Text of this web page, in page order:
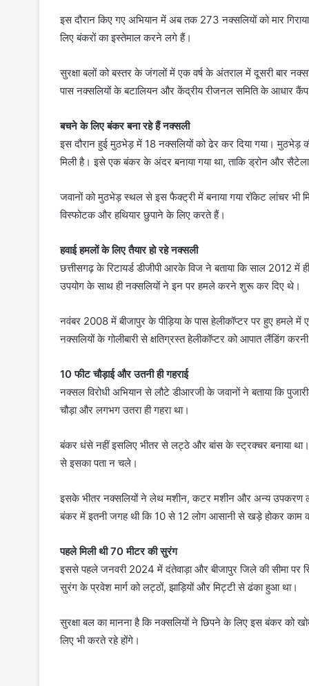
इस दौरान किए गए अभियान में अब तक 273 नक्सलियों को मार
लिए बंकरों का इस्तेमाल करने लगे हैं।
सुरक्षा बलों को बस्तर के जंगलों में एक वर्ष के अंतराल में दूसरी बार
पास नक्सलियों के बटालियन और केंद्रीय रीजनल समिति के आधार कैंप
बचने के लिए बंकर बना रहे हैं नक्सली
इस दौरान हुई मुठभेड़ में 18 नक्सलियों को ढेर कर दिया गया। मुठभेड़
मिली है। इसे एक बंकर के अंदर बनाया गया था, ताकि ड्रोन और
जवानों को मुठभेड़ स्थल से इस फैक्ट्री में बनाया गया रॉकेट लांचर भी
विस्फोटक और हथियार छुपाने के लिए करते हैं।
हवाई हमलों के लिए तैयार हो रहे नक्सली
छत्तीसगढ़ के रिटायर्ड डीजीपी आरके विज ने बताया कि साल 2012
उपयोग के साथ ही नक्सलियों ने इन पर हमले करने शुरू कर दिए थे।
नवंबर 2008 में बीजापुर के पीड़िया के पास हेलीकॉप्टर पर हुए हमले
नक्सलियों के गोलीबारी से क्षतिग्रस्त हेलीकॉप्टर को आपात लैंडिंग
10 फीट चौड़ाई और उतनी ही गहराई
नक्सल विरोधी अभियान से लौटे डीआरजी के जवानों ने बताया कि
चौड़ा और लगभग उतरा ही गहरा था।
बंकर धंसे नहीं इसलिए भीतर से लट्ठे और बांस के स्ट्रक्चर बनाया
से इसका पता न चले।
इसके भीतर नक्सलियों ने लेथ मशीन, कटर मशीन और अन्य उपकरण
बंकर में इतनी जगह थी कि 10 से 12 लोग आसानी से खड़े होकर
पहले मिली थी 70 मीटर की सुरंग
इससे पहले जनवरी 2024 में दंतेवाड़ा और बीजापुर जिले की सीमा पर
सुरंग के प्रवेश मार्ग को लट्ठों, झाड़ियों और मिट्टी से ढंका हुआ था।
सुरक्षा बल का मानना है कि नक्सलियों ने छिपने के लिए इस बंकर को
लिए भी करते रहे होंगे।